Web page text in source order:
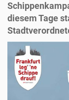
diesem Tage